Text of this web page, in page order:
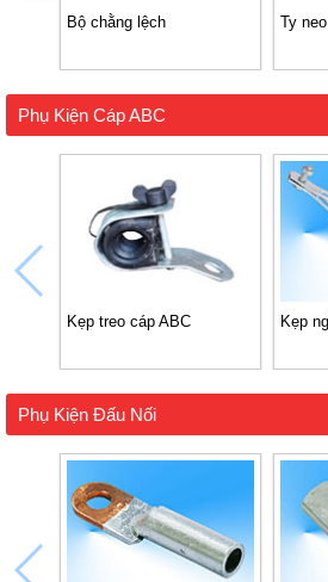
Bộ chằng lệch Ty neo
Phụ Kiện Cáp ABC
Kẹp treo cáp ABC Kẹp
Phụ Kiện Đấu Nối